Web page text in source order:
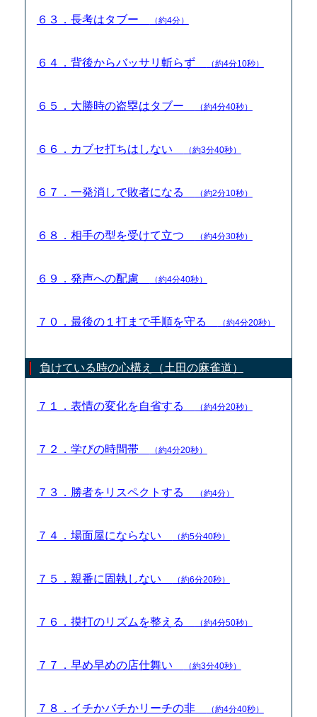
６３．長考はタブー （約4分）
６４．背後からバッサリ斬らず （約4分10秒）
６５．大勝時の盗塁はタブー （約4分40秒）
６６．カブセ打ちはしない （約3分40秒）
６７．一発消しで敗者になる （約2分10秒）
６８．相手の型を受けて立つ （約4分30秒）
６９．発声への配慮 （約4分40秒）
７０．最後の１打まで手順を守る （約4分20秒）
負けている時の心構え（土田の麻雀道）
７１．表情の変化を自省する （約4分20秒）
７２．学びの時間帯 （約4分20秒）
７３．勝者をリスペクトする （約4分）
７４．場面屋にならない （約5分40秒）
７５．親番に固執しない （約6分20秒）
７６．摸打のリズムを整える （約4分50秒）
７７．早め早めの店仕舞い （約3分40秒）
７８．イチかバチかリーチの非 （約4分40秒）